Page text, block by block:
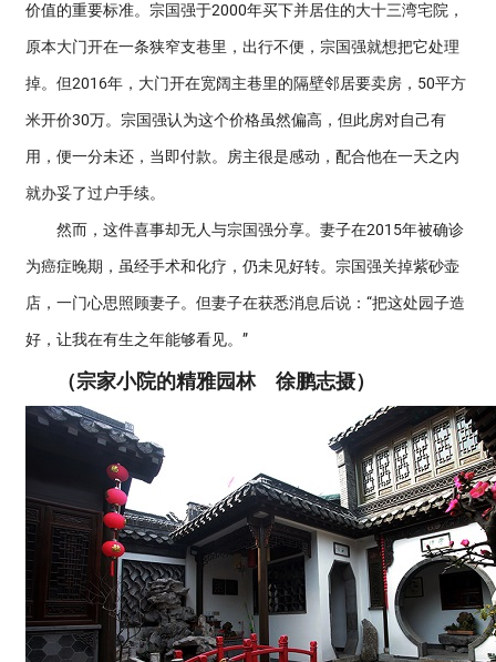
价值的重要标准。宗国强于2000年买下并居住的大十三湾宅院，
原本大门开在一条狭窄支巷里，出行不便，宗国强就想把它处理
掉。但2016年，大门开在宽阔主巷里的隔壁邻居要卖房，50平方
米开价30万。宗国强认为这个价格虽然偏高，但此房对自己有
用，便一分未还，当即付款。房主很是感动，配合他在一天之内
就办妥了过户手续。
然而，这件喜事却无人与宗国强分享。妻子在2015年被确诊
为癌症晚期，虽经手术和化疗，仍未见好转。宗国强关掉紫砂壶
店，一门心思照顾妻子。但妻子在获悉消息后说：“把这处园子造
好，让我在有生之年能够看见。”
（宗家小院的精雅园林 徐鹏志摄）